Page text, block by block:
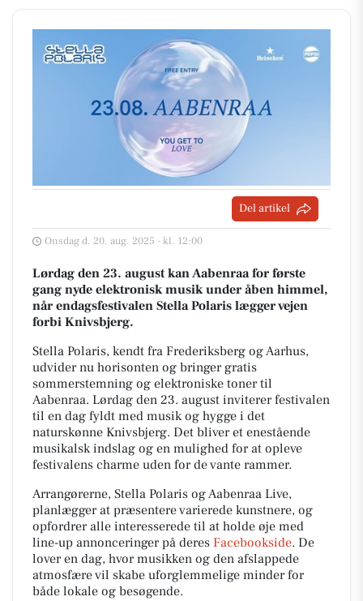
Del artikel
Onsdag d. 20. aug. 2025 - kl. 12:00
Lørdag den 23. august kan Aabenraa for første
gang nyde elektronisk musik under åben himmel,
når endagsfestivalen Stella Polaris lægger vejen
forbi Knivsbjerg.
Stella Polaris, kendt fra Frederiksberg og Aarhus,
udvider nu horisonten og bringer gratis
sommerstemning og elektroniske toner til
Aabenraa. Lørdag den 23. august inviterer festivalen
til en dag fyldt med musik og hygge i det
naturskønne Knivsbjerg. Det bliver et enestående
musikalsk indslag og en mulighed for at opleve
festivalens charme uden for de vante rammer.
Arrangørerne, Stella Polaris og Aabenraa Live,
planlægger at præsentere varierede kunstnere, og
opfordrer alle interesserede til at holde øje med
line-up annonceringer på deres Facebookside. De
lover en dag, hvor musikken og den afslappede
atmosfære vil skabe uforglemmelige minder for
både lokale og besøgende.